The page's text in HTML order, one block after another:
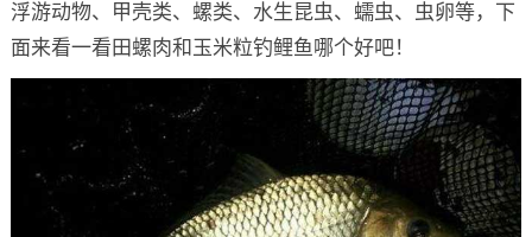
浮游动物、甲壳类、螺类、水生昆虫、蠕虫、虫卵等，下
面来看一看田螺肉和玉米粒钓鲤鱼哪个好吧！